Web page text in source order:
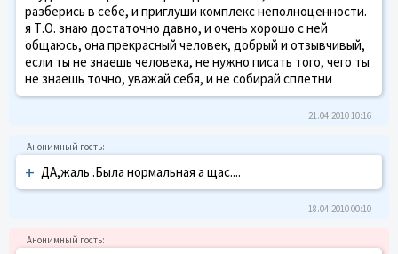
разберись в себе, и приглуши комплекс неполноценности.
я Т.О. знаю достаточно давно, и очень хорошо с ней
общаюсь, она прекрасный человек, добрый и отзывчивый,
если ты не знаешь человека, не нужно писать того, чего ты
не знаешь точно, уважай себя, и не собирай сплетни
21.04.2010 10:16
+ ДА,жаль .Была нормальная а щас....
18.04.2010 00:10